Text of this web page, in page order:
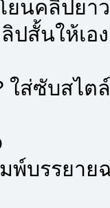
ยนคลิปยา
ปสั้นให้เอง
ใส่ซับสไ
พ์บรรยา